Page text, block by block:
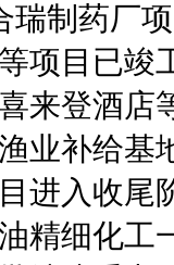
瑞制药厂
项目已竣
来登酒店
业补给基
进入收
精细化工